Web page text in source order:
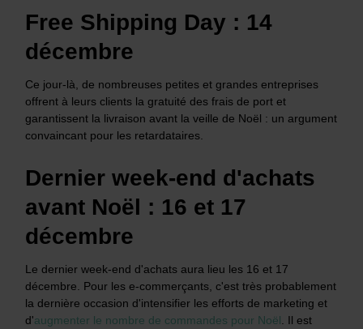
Free Shipping Day : 14
décembre
Ce jour-là, de nombreuses petites et grandes entreprises
offrent à leurs clients la gratuité des frais de port et
garantissent la livraison avant la veille de Noël : un argument
convaincant pour les retardataires.
Dernier week-end d'achats
avant Noël : 16 et 17
décembre
Le dernier week-end d'achats aura lieu les 16 et 17
décembre. Pour les e-commerçants, c'est très probablement
la dernière occasion d'intensifier les efforts de marketing et
d'augmenter le nombre de commandes pour Noël . Il est